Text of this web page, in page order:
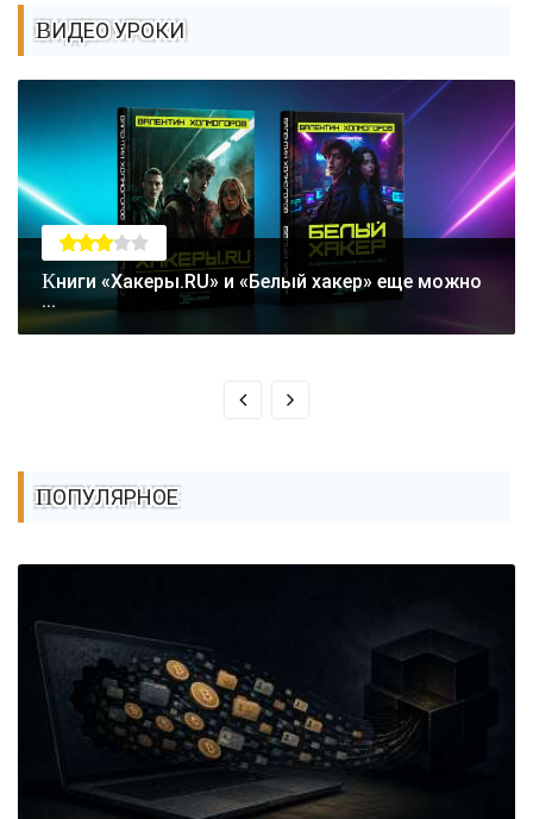
ВИДЕО УРОКИ
Книги «Хакеры.RU» и «Белый хакер» еще можно
...
ПОПУЛЯРНОЕ